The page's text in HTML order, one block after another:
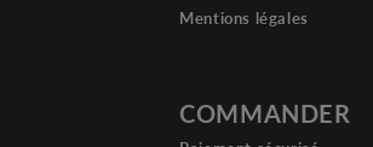
Mentions légales
COMMANDER